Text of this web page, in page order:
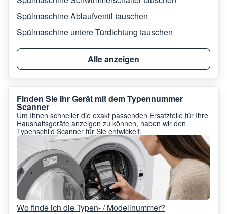
Spülmaschine Ablaufventil tauschen
Spülmaschine untere Türdichtung tauschen
Alle anzeigen
Finden Sie Ihr Gerät mit dem Typennummer
Scanner
Um Ihnen schneller die exakt passenden Ersatzteile für Ihre
Haushaltsgeräte anzeigen zu können, haben wir den
Typenschild Scanner für Sie entwickelt.
Wo finde ich die Typen- / Modellnummer?